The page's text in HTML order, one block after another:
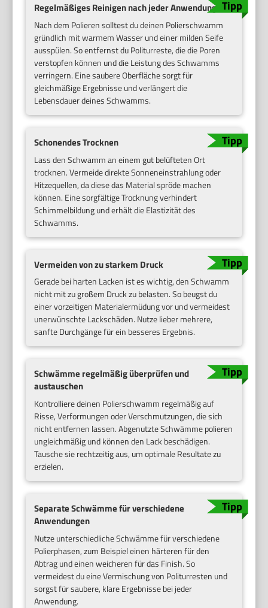
Regelmäßiges Reinigen nach jeder Anwendung
Nach dem Polieren solltest du deinen Polierschwamm
gründlich mit warmem Wasser und einer milden Seife
ausspülen. So entfernst du Politurreste, die die Poren
verstopfen können und die Leistung des Schwamms
verringern. Eine saubere Oberfläche sorgt für
gleichmäßige Ergebnisse und verlängert die
Lebensdauer deines Schwamms.
Schonendes Trocknen
Lass den Schwamm an einem gut belüfteten Ort
trocknen. Vermeide direkte Sonneneinstrahlung oder
Hitzequellen, da diese das Material spröde machen
können. Eine sorgfältige Trocknung verhindert
Schimmelbildung und erhält die Elastizität des
Schwamms.
Vermeiden von zu starkem Druck
Gerade bei harten Lacken ist es wichtig, den Schwamm
nicht mit zu großem Druck zu belasten. So beugst du
einer vorzeitigen Materialermüdung vor und vermeidest
unerwünschte Lackschäden. Nutze lieber mehrere,
sanfte Durchgänge für ein besseres Ergebnis.
Schwämme regelmäßig überprüfen und
austauschen
Kontrolliere deinen Polierschwamm regelmäßig auf
Risse, Verformungen oder Verschmutzungen, die sich
nicht entfernen lassen. Abgenutzte Schwämme polieren
ungleichmäßig und können den Lack beschädigen.
Tausche sie rechtzeitig aus, um optimale Resultate zu
erzielen.
Separate Schwämme für verschiedene
Anwendungen
Nutze unterschiedliche Schwämme für verschiedene
Polierphasen, zum Beispiel einen härteren für den
Abtrag und einen weicheren für das Finish. So
vermeidest du eine Vermischung von Politurresten und
sorgst für saubere, klare Ergebnisse bei jeder
Anwendung.